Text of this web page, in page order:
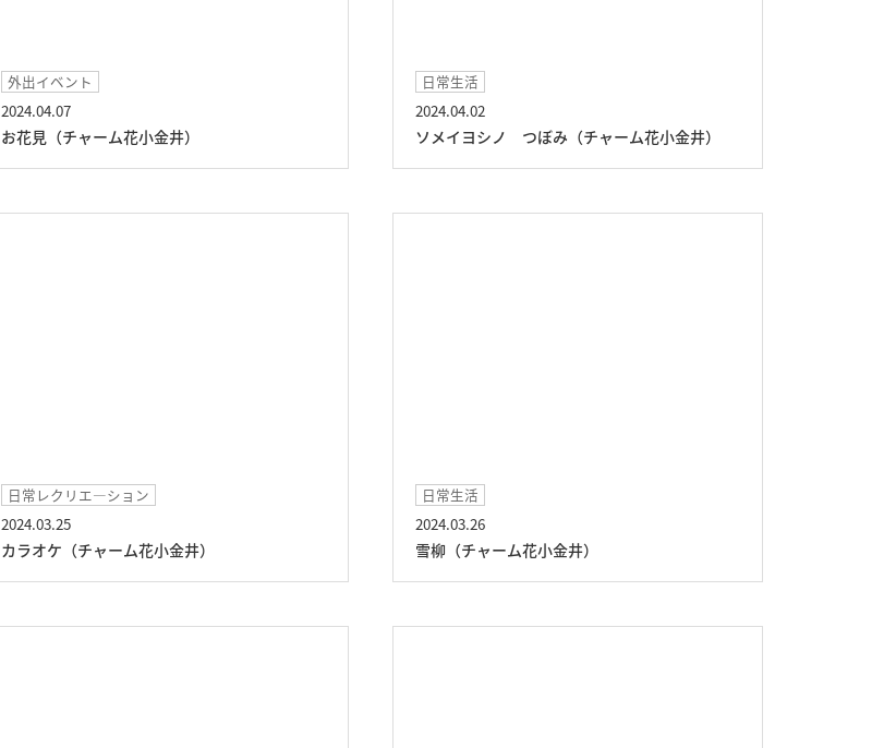
外出イベント
2024.04.07
お花見（チャーム花小金井）
日常生活
2024.04.02
ソメイヨシノ つぼみ（チャーム花小金井）
日常レクリエ―ション
2024.03.25
カラオケ（チャーム花小金井）
日常生活
2024.03.26
雪柳（チャーム花小金井）